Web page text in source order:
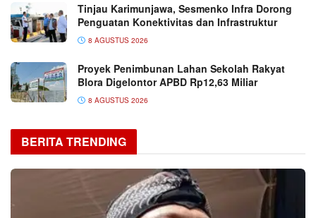
Tinjau Karimunjawa, Sesmenko Infra Dorong
Penguatan Konektivitas dan Infrastruktur
8 AGUSTUS 2026
Proyek Penimbunan Lahan Sekolah Rakyat
Blora Digelontor APBD Rp12,63 Miliar
8 AGUSTUS 2026
BERITA TRENDING